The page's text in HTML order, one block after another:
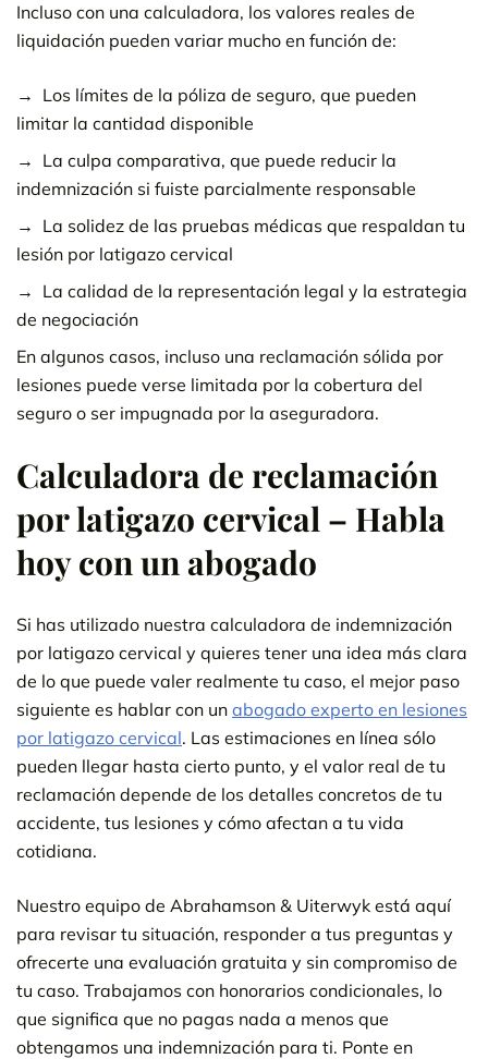
Incluso con una calculadora, los valores reales de
liquidación pueden variar mucho en función de:
Los límites de la póliza de seguro, que pueden
limitar la cantidad disponible
La culpa comparativa, que puede reducir la
indemnización si fuiste parcialmente responsable
La solidez de las pruebas médicas que respaldan tu
lesión por latigazo cervical
La calidad de la representación legal y la estrategia
de negociación
En algunos casos, incluso una reclamación sólida por
lesiones puede verse limitada por la cobertura del
seguro o ser impugnada por la aseguradora.
Calculadora de reclamación
por latigazo cervical – Habla
hoy con un abogado
Si has utilizado nuestra calculadora de indemnización
por latigazo cervical y quieres tener una idea más clara
de lo que puede valer realmente tu caso, el mejor paso
siguiente es hablar con un abogado experto en lesiones
por latigazo cervical. Las estimaciones en línea sólo
pueden llegar hasta cierto punto, y el valor real de tu
reclamación depende de los detalles concretos de tu
accidente, tus lesiones y cómo afectan a tu vida
cotidiana.
Nuestro equipo de Abrahamson & Uiterwyk está aquí
para revisar tu situación, responder a tus preguntas y
ofrecerte una evaluación gratuita y sin compromiso de
tu caso. Trabajamos con honorarios condicionales, lo
que significa que no pagas nada a menos que
obtengamos una indemnización para ti. Ponte en